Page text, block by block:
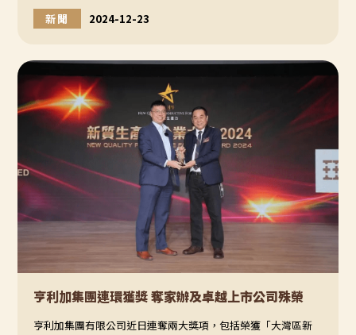
新聞 2024-12-23
亨利加集團連環獲獎 奪家辦及卓越上市公司殊榮
亨利加集團有限公司近日連奪兩大獎項，包括榮獲「大灣區新